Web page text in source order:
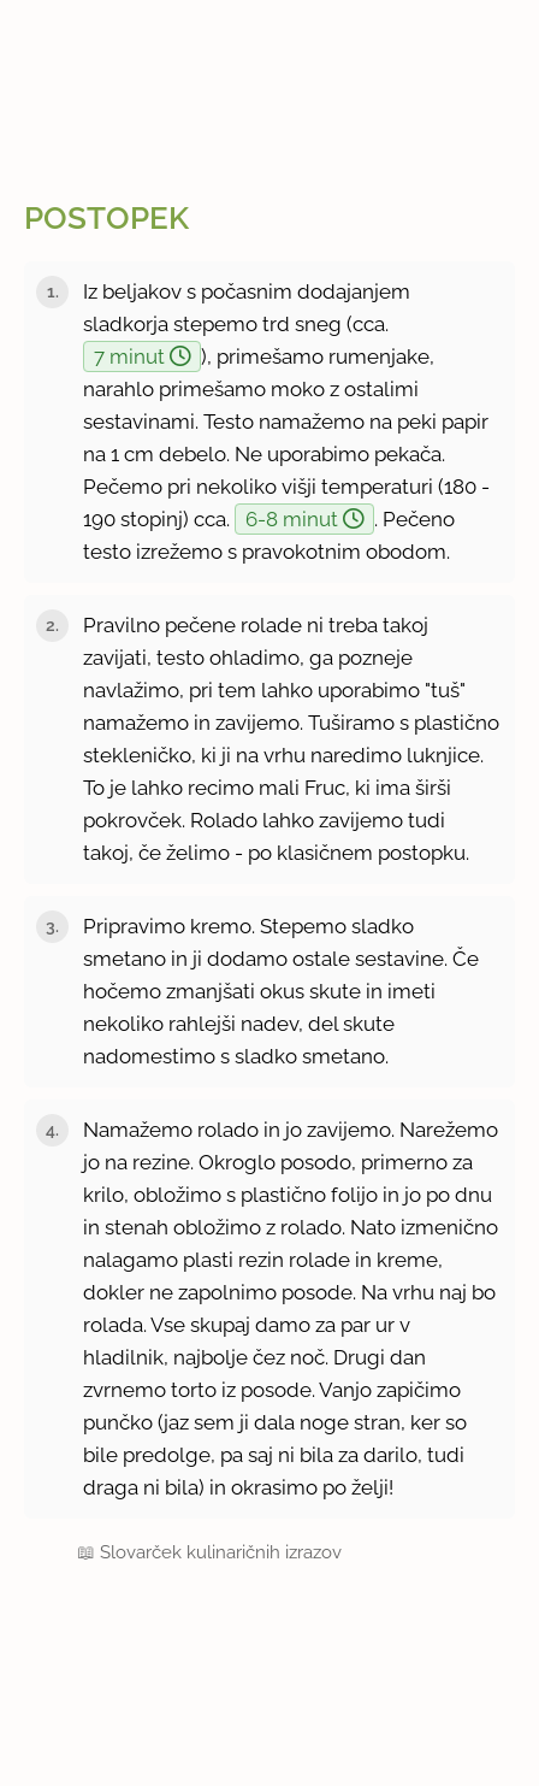
POSTOPEK
Iz beljakov s počasnim dodajanjem
sladkorja stepemo trd sneg (cca.
7 minut
), primešamo rumenjake,
narahlo primešamo moko z ostalimi
sestavinami. Testo namažemo na peki papir
na 1 cm debelo. Ne uporabimo pekača.
Pečemo pri nekoliko višji temperaturi (180 -
190 stopinj) cca.
6-8 minut
. Pečeno
testo izrežemo s pravokotnim obodom.
Pravilno pečene rolade ni treba takoj
zavijati, testo ohladimo, ga pozneje
navlažimo, pri tem lahko uporabimo "tuš"
namažemo in zavijemo. Tuširamo s plastično
stekleničko, ki ji na vrhu naredimo luknjice.
To je lahko recimo mali Fruc, ki ima širši
pokrovček. Rolado lahko zavijemo tudi
takoj, če želimo - po klasičnem postopku.
Pripravimo kremo. Stepemo sladko
smetano in ji dodamo ostale sestavine. Če
hočemo zmanjšati okus skute in imeti
nekoliko rahlejši nadev, del skute
nadomestimo s sladko smetano.
Namažemo rolado in jo zavijemo. Narežemo
jo na rezine. Okroglo posodo, primerno za
krilo, obložimo s plastično folijo in jo po dnu
in stenah obložimo z rolado. Nato izmenično
nalagamo plasti rezin rolade in kreme,
dokler ne zapolnimo posode. Na vrhu naj bo
rolada. Vse skupaj damo za par ur v
hladilnik, najbolje čez noč. Drugi dan
zvrnemo torto iz posode. Vanjo zapičimo
punčko (jaz sem ji dala noge stran, ker so
bile predolge, pa saj ni bila za darilo, tudi
draga ni bila) in okrasimo po želji!
📖Slovarček kulinaričnih izrazov